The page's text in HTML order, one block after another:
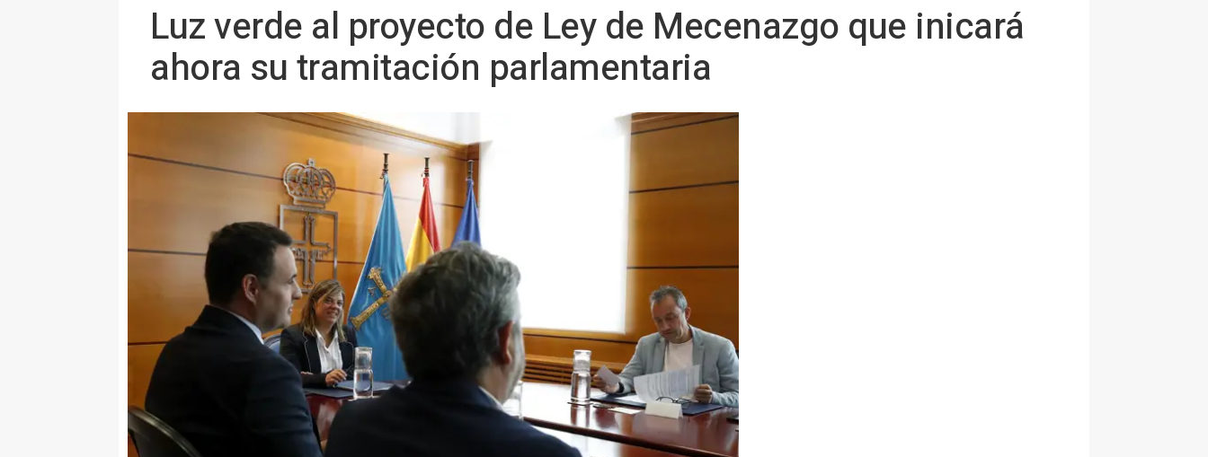
Luz verde al proyecto de Ley de Mecenazgo que inicará
ahora su tramitación parlamentaria